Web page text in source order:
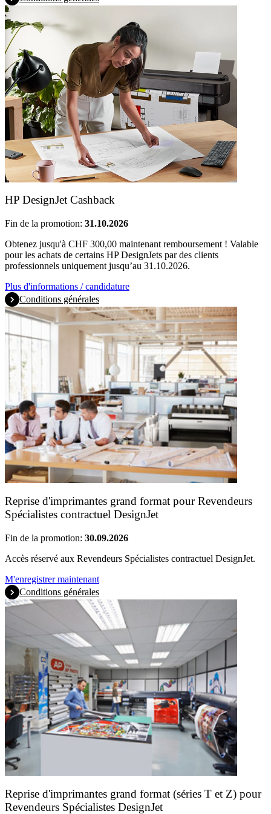
HP DesignJet Cashback
Fin de la promotion: 31.10.2026
Obtenez jusqu'à CHF 300,00 maintenant remboursement ! Valable
pour les achats de certains HP DesignJets par des clients
professionnels uniquement jusqu’au 31.10.2026.
Plus d'informations / candidature
Conditions générales
Reprise d'imprimantes grand format pour Revendeurs
Spécialistes contractuel DesignJet
Fin de la promotion: 30.09.2026
Accès réservé aux Revendeurs Spécialistes contractuel DesignJet.
M'enregistrer maintenant
Conditions générales
Reprise d'imprimantes grand format (séries T et Z) pour
Revendeurs Spécialistes DesignJet